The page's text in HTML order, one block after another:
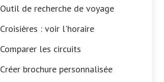
Outil de recherche de voyage
Croisières : voir l'horaire
Comparer les circuits
Créer brochure personnalisée